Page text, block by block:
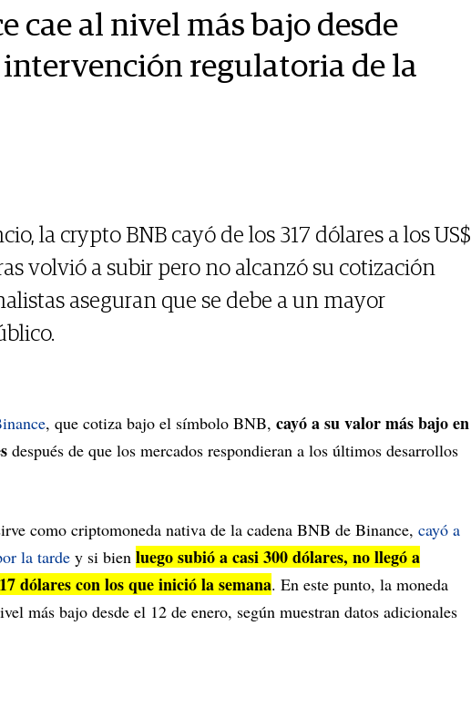
cae al nivel más bajo desde
intervención regulatoria de la
la crypto BNB cayó de los 317 dólares a los US$
volvió a subir pero no alcanzó su cotización
aseguran que se debe a un mayor
, que cotiza bajo el símbolo BNB, cayó a su valor más bajo en
después de que los mercados respondieran a los últimos desarrollos
como criptomoneda nativa de la cadena BNB de Binance, cayó a
la tarde y si bien luego subió a casi 300 dólares, no llegó a
dólares con los que inició la semana. En este punto, la moneda
más bajo desde el 12 de enero, según muestran datos adicionales